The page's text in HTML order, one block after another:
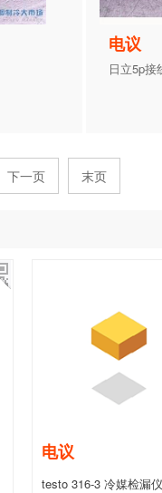
电议
日立5p接
下一页 末页
电议
testo 316-3 冷媒检漏